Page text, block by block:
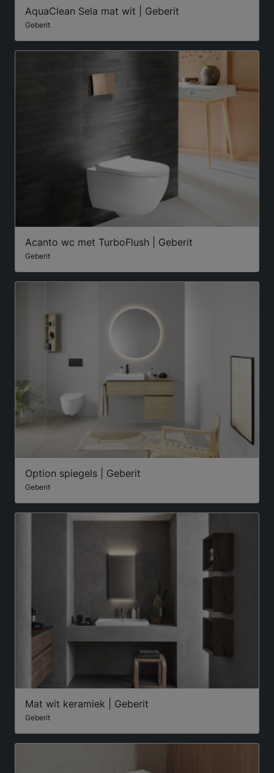
AquaClean Sela mat wit | Geberit
Geberit
Acanto wc met TurboFlush | Geberit
Geberit
Option spiegels | Geberit
Geberit
Mat wit keramiek | Geberit
Geberit